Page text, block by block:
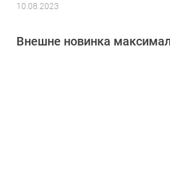
10.08.2023
Довлатова
Внешне новинка